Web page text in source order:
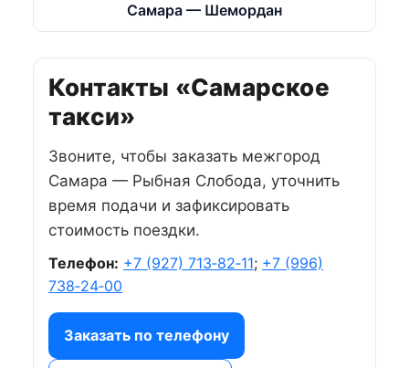
Самара — Шемордан
Контакты «Самарское
такси»
Звоните, чтобы заказать межгород
Самара — Рыбная Слобода, уточнить
время подачи и зафиксировать
стоимость поездки.
Телефон: +7 (927) 713‑82‑11; +7 (996)
738‑24‑00
Заказать по телефону